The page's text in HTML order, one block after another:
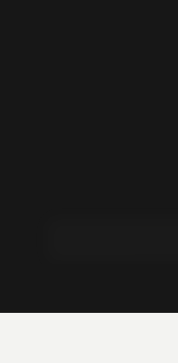
I look forward to the inquiry
Please fill in thought and the
service, product, request
At first we suggest the most